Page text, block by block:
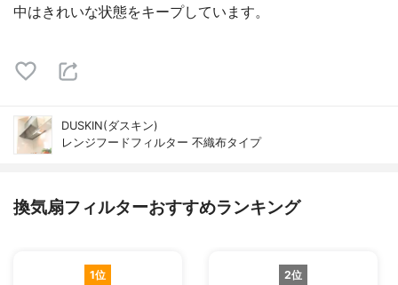
中はきれいな状態をキープしています。
DUSKIN(ダスキン)
レンジフードフィルター 不織布タイプ
換気扇フィルターおすすめランキング
1位 2位